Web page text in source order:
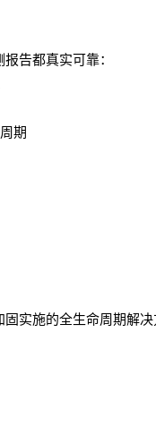
告都真实可靠：
期
实施的全生命周期解决